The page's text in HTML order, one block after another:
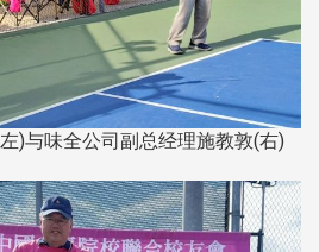
)与味全公司副总经理施教敦(右)